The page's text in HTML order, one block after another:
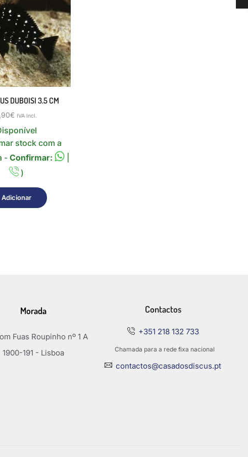
DUBOISI 3.5 CM
€ IVA Incl.
stock com a
-Confirmar:
)
Adicionar
Morada
Fuas Roupinho nº 1 A
1900-191 - Lisboa
Contactos
+351 218 132 733
Chamada para a rede fixa nacional
contactos@casadosdiscus.pt